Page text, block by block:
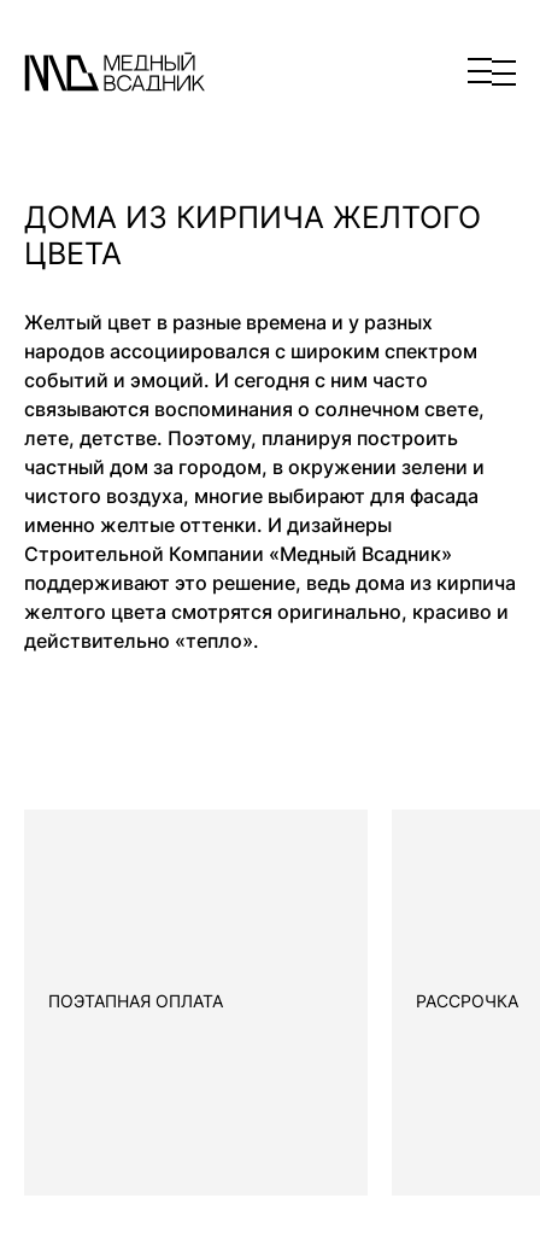
ДОМА ИЗ КИРПИЧА ЖЕЛТОГО
ЦВЕТА
Желтый цвет в разные времена и у разных
народов ассоциировался с широким спектром
событий и эмоций. И сегодня с ним часто
связываются воспоминания о солнечном свете,
лете, детстве. Поэтому, планируя построить
частный дом за городом, в окружении зелени и
чистого воздуха, многие выбирают для фасада
именно желтые оттенки. И дизайнеры
Строительной Компании «Медный Всадник»
поддерживают это решение, ведь дома из кирпича
желтого цвета смотрятся оригинально, красиво и
действительно «тепло».
ПОЭТАПНАЯ ОПЛАТА РАССРОЧКА